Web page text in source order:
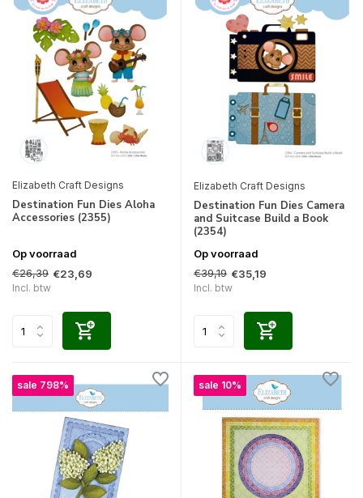
Elizabeth Craft Designs
Destination Fun Dies Aloha
Accessories (2355)
Op voorraad
€26,39 €23,69
Incl. btw
Elizabeth Craft Designs
Destination Fun Dies Camera
and Suitcase Build a Book
(2354)
Op voorraad
€39,19 €35,19
Incl. btw
sale 798% sale 10%